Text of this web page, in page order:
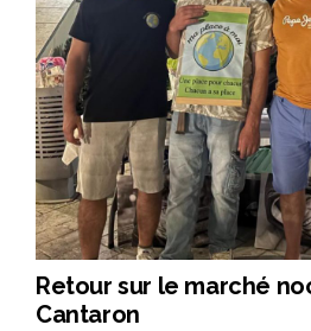
Retour sur le marché
Cantaron